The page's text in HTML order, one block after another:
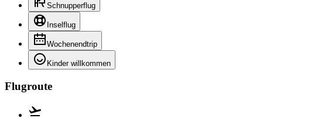
Schnupperflug
Inselflug
Wochenendtrip
Kinder willkommen
Flugroute